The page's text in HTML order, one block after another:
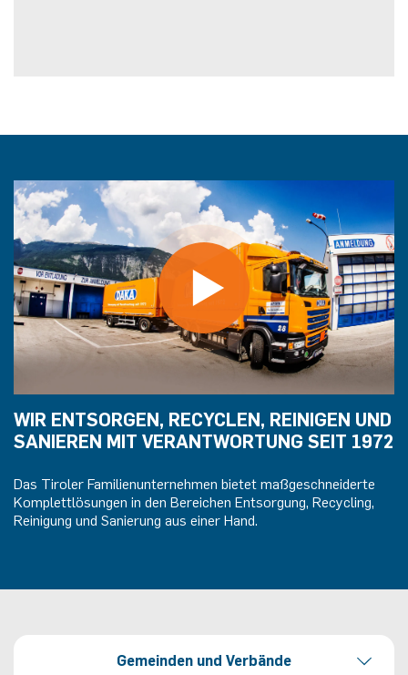
WIR ENTSORGEN, RECYCLEN, REINIGEN UND
SANIEREN MIT VERANTWORTUNG SEIT 1972
Das Tiroler Familienunternehmen bietet maßgeschneiderte
Komplettlösungen in den Bereichen Entsorgung, Recycling,
Reinigung und Sanierung aus einer Hand.
Gemeinden und Verbände